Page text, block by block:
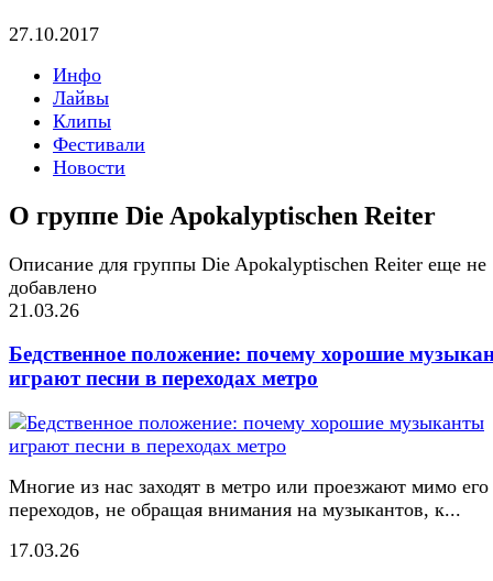
27.10.2017
Инфо
Лайвы
Клипы
Фестивали
Новости
О группе Die Apokalyptischen Reiter
Описание для группы Die Apokalyptischen Reiter еще не
добавлено
21.03.26
Бедственное положение: почему хорошие
играют песни в переходах метро
Многие из нас заходят в метро или проезжают мимо его
переходов, не обращая внимания на музыкантов, к...
17.03.26